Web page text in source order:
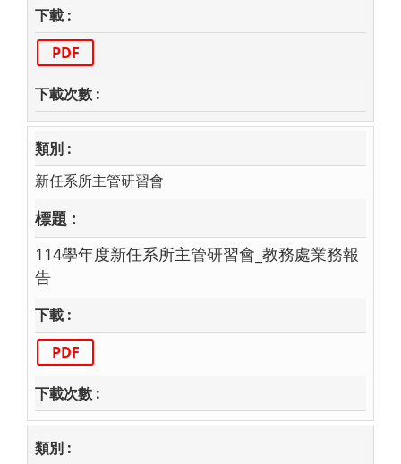
PDF
新任系所主管研習會
114學年度新任系所主管研習會_教務處業務報
告
PDF